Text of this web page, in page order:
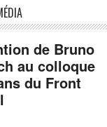
de Bruno
au colloque
du Front